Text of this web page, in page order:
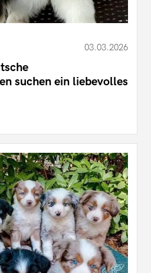
03.03.2026
suchen ein liebevolles